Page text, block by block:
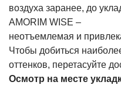
воздуха заранее, до
AMORIM WISE –
неотъемлемая и
Чтобы добиться
оттенков, перетасуйте
Осмотр на месте